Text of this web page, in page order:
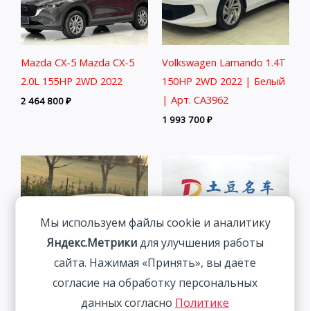
Mazda CX-5 Mazda CX-5
2.0L 155HP 2WD 2022
2 464 800₽
Volkswagen Lamando 1.4T
150HP 2WD 2022 | Белый
| Арт. CA3962
1 993 700₽
Mazda CX-5 2.0L 155HP
BMW 320Li 2.0T 156HP
Мы используем файлы cookie и аналитику
Яндекс.Метрикидля улучшения работы
сайта. Нажимая «Принять», вы даёте
согласие на обработку персональных
данных согласно Политике